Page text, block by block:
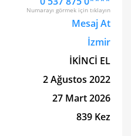
Numarayı görmek için tıklayın
Mesaj At
İzmir
İKİNCİ EL
2 Ağustos 2022
27 Mart 2026
839 Kez